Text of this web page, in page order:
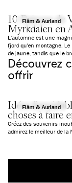
Flåm & Aurland
10 Raisons de
Myrkdalen en
L'automne est une
fjord qu'en montagne. Le
de jaune, tandis que le
atmosphère presque
paisible qu'en été. Voici
Flåm en automne. Que
Découvrez
offrir
Flåm & Aurland
Idées
choses à faire
Créez des souvenirs
admirez le meilleur de la